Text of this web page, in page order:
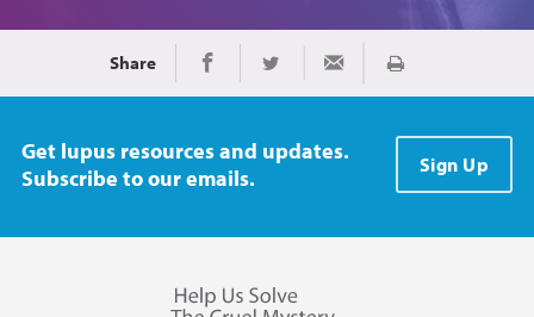
Share Share on Facebook
Share on TwitterShare via EmailImprimir
Get lupus resources and updates.
Subscribe to our emails.
Sign Up